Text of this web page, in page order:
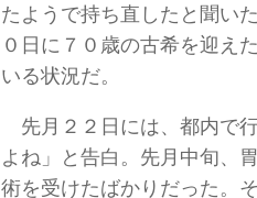
たようで持ち直したと聞い
０日に７０歳の古希を迎え
いる状況だ。
先月２２日には、都内で
よね」と告白。先月中旬、
術を受けたばかりだった。